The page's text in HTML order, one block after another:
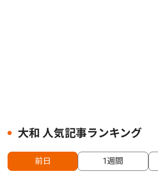
大和 人気記事ランキング
前日 1週間